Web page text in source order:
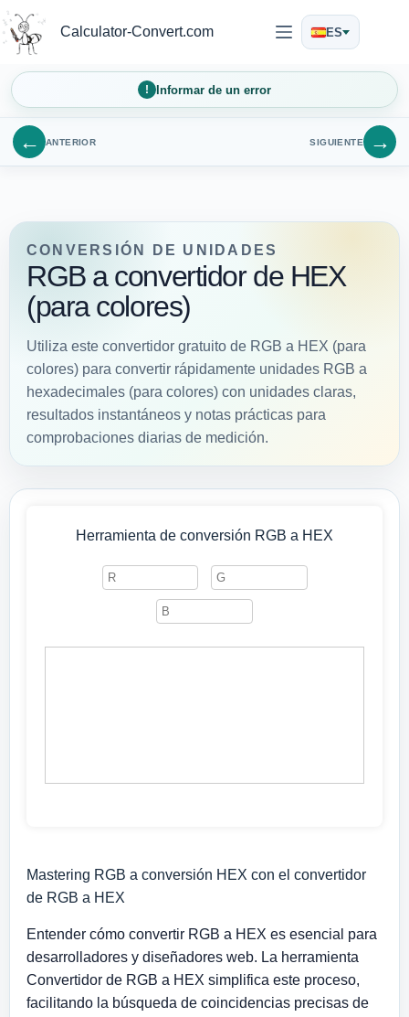
al
contenido
Calculator-Convert.com ES
Informar de un error
← ANTERIOR SIGUIENTE →
CONVERSIÓN DE UNIDADES
RGB a convertidor de HEX
(para colores)
Utiliza este convertidor gratuito de RGB a HEX (para
colores) para convertir rápidamente unidades RGB a
hexadecimales (para colores) con unidades claras,
resultados instantáneos y notas prácticas para
comprobaciones diarias de medición.
Herramienta de conversión RGB a HEX
Mastering RGB a conversión HEX con el convertidor
de RGB a HEX
Entender cómo convertir RGB a HEX es esencial para
desarrolladores y diseñadores web. La herramienta
Convertidor de RGB a HEX simplifica este proceso,
facilitando la búsqueda de coincidencias precisas de